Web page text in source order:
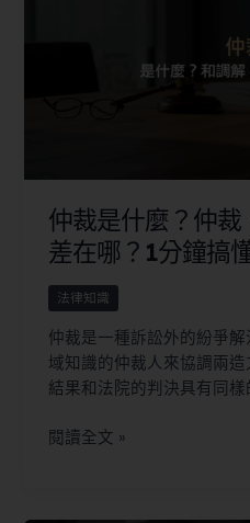
仲裁是什麼？仲
差在哪？1分鐘搞
法律知識
仲裁是一種訴訟外的紛爭
域知識的仲裁人來協調兩
結果和法院的判決具有同樣
閱讀全文 »